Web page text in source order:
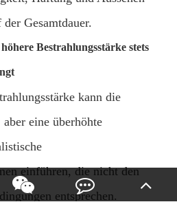
Gesamtdauer.
Bestrahlungsstärke stets
kann die
eine überhöhte
einführen, die nicht den
entsprechen.